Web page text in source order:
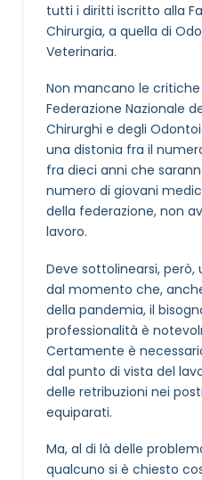
tutti i diritti iscritto alla
Chirurgia, a quella di
Veterinaria.
Non mancano le
Federazione Nazionale
Chirurghi e degli
una distonia fra il
fra dieci anni che
numero di giovani
della federazione, non
lavoro.
Deve sottolinearsi,
dal momento che,
della pandemia, il
professionalità è
Certamente è
dal punto di vista del
delle retribuzioni nei
equiparati.
Ma, al di là delle
qualcuno si è chiesto